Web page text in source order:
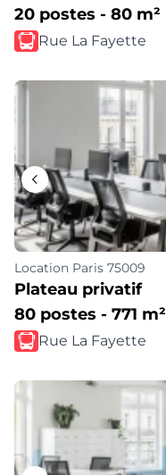
20 postes - 80 m²
Rue La Fayette
Location Paris 75009
Plateau privatif
80 postes - 771 m²
Rue La Fayette